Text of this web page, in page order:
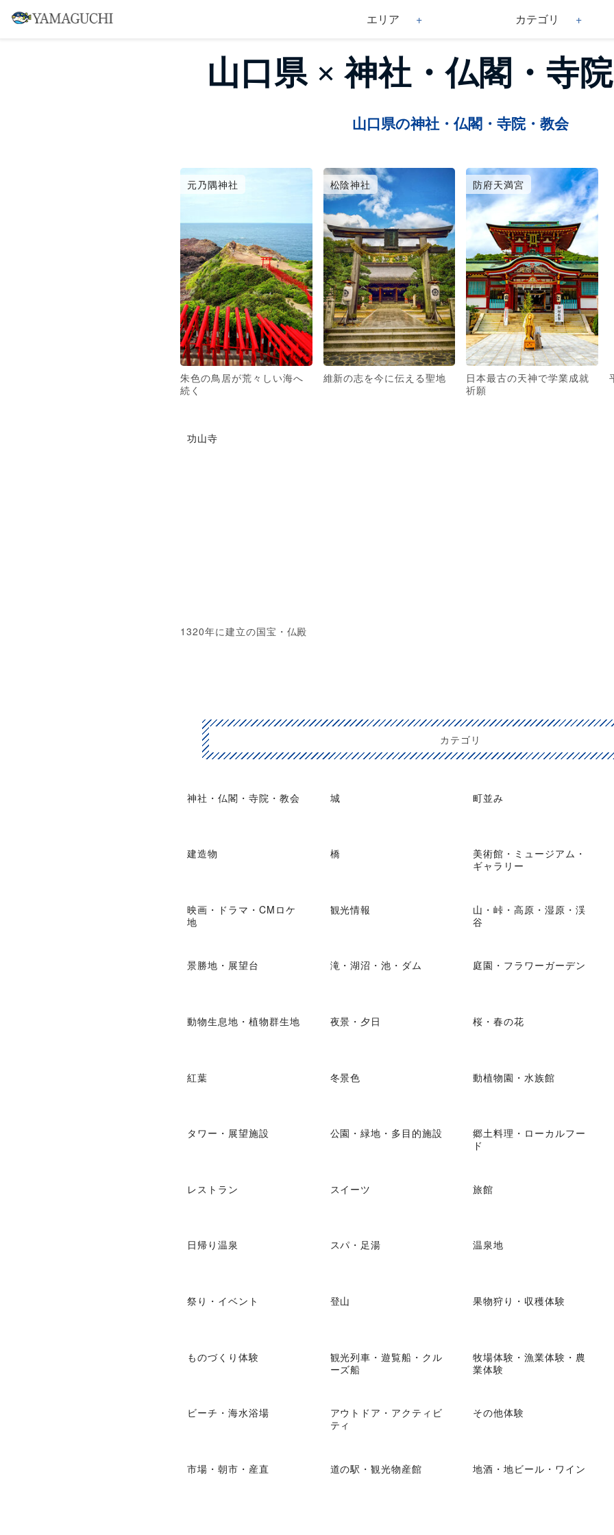
エリア カテゴリ
山口県 × 神社・仏閣・寺
山口県の神社・仏閣・寺院・教会
元乃隅神社
朱色の鳥居が荒々しい海へ
続く
松陰神社
維新の志を今に伝える聖地
防府天満宮
日本最古の天神で学業成就
祈願
功山寺
1320年に建立の国宝・仏殿
カテゴリ
神社・仏閣・寺院・教会 城 町並み
建造物 橋
美術館・ミュージアム・
ギャラリー
映画・ドラマ・CMロケ
地
観光情報
山・峠・高原・湿原・渓
谷
景勝地・展望台 滝・湖沼・池・ダム 庭園・フラワーガーデン
動物生息地・植物群生地 夜景・夕日 桜・春の花
紅葉 冬景色 動植物園・水族館
タワー・展望施設 公園・緑地・多目的施設
郷土料理・ローカルフー
ド
レストラン スイーツ 旅館
日帰り温泉 スパ・足湯 温泉地
祭り・イベント 登山 果物狩り・収穫体験
ものづくり体験
観光列車・遊覧船・クル
ーズ船
牧場体験・漁業体験・農
業体験
ビーチ・海水浴場
アウトドア・アクティビ
ティ
その他体験
市場・朝市・産直 道の駅・観光物産館 地酒・地ビール・ワイン